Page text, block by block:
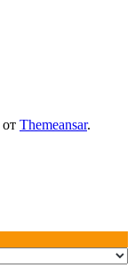
от Themeansar.